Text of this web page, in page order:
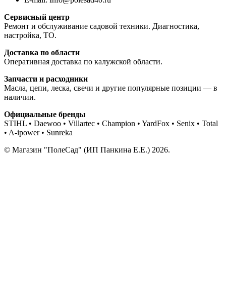
Сервисный центр
Ремонт и обслуживание садовой техники. Диагностика,
настройка, ТО.
Доставка по области
Оперативная доставка по калужской области.
Запчасти и расходники
Масла, цепи, леска, свечи и другие популярные позиции — в
наличии.
Официальные бренды
STIHL • Daewoo • Villartec • Champion • YardFox • Senix • Total
• A-ipower • Sunreka
© Магазин "ПолеСад" (ИП Панкина Е.Е.) 2026.